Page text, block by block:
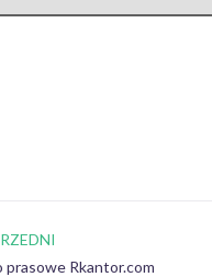
prasowe Rkantor.com